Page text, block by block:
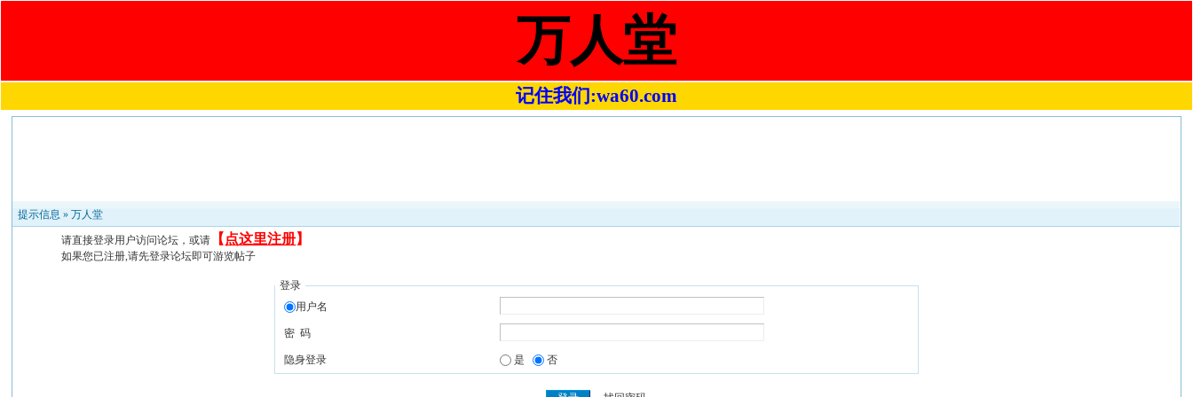
万人堂
记住我们:wa60.com
提示信息 »万人堂
请直接登录用户访问论坛，或请 【 点这里注册】
如果您已注册,请先登录论坛即可游览帖子
登录
用户名
密 码
隐身登录 是 否